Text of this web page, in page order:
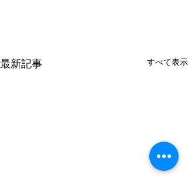
最新記事 すべて表示